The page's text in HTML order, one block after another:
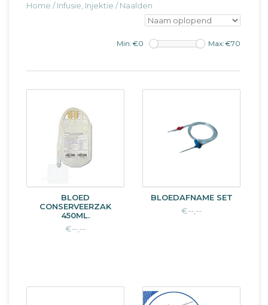
Home /Infusie, Injektie /Naalden
Min: €0 Max: €70
BLOED
CONSERVEERZAK
450ML.
€--,--
BLOEDAFNAME SET
€--,--